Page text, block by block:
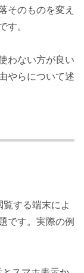
そのものを変え
す。
わない方が良い
やらについて述
する端末によ
です。実際の例